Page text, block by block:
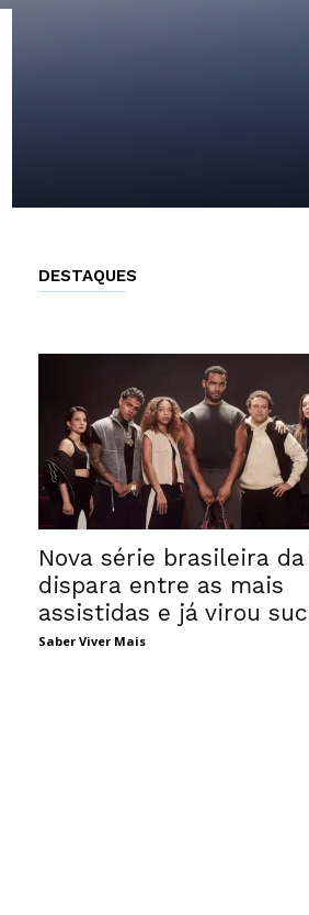
DESTAQUES
Nova série brasileira
dispara entre as mais
assistidas e já virou
Saber Viver Mais